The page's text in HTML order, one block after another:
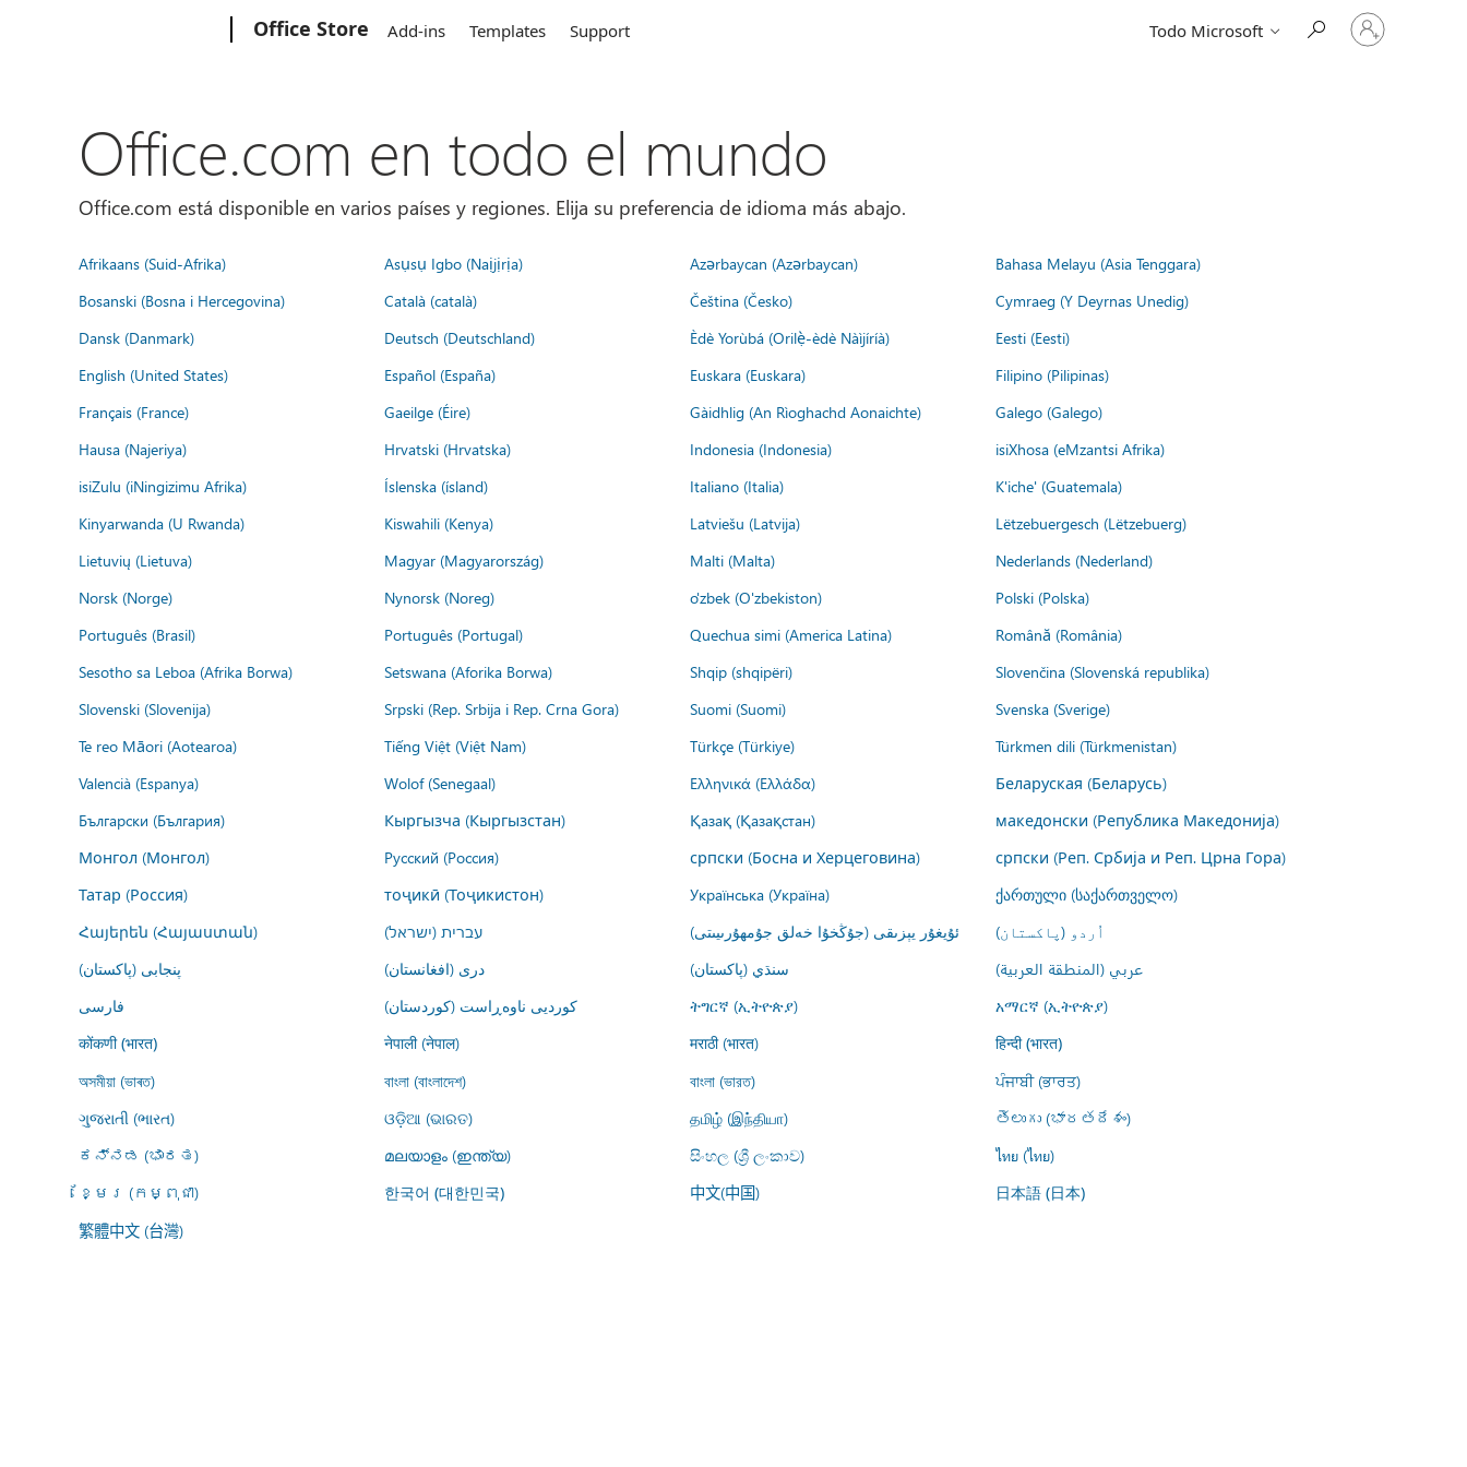
Office Store Add-ins Templates Support Todo Microsoft
Iniciar
sesión
Office.com en todo el mundo
Office.com está disponible en varios países y regiones. Elija su preferencia de idioma más abajo.
Afrikaans (Suid-Afrika) Asụsụ Igbo (Naịjịrịa) Azərbaycan (Azərbaycan)
Bahasa Melayu (Asia Tenggara)
Bosanski (Bosna i Hercegovina)
Català (català) Čeština (Česko)
Cymraeg (Y Deyrnas Unedig)
Dansk (Danmark)
Deutsch (Deutschland) Èdè Yorùbá (Orilẹ̀-èdè Nàìjíríà)
Eesti (Eesti)
English (United States)
Español (España) Euskara (Euskara)
Filipino (Pilipinas)
Français (France)
Gaeilge (Éire) Gàidhlig (An Rìoghachd Aonaichte)
Galego (Galego)
Hausa (Najeriya)
Hrvatski (Hrvatska) Indonesia (Indonesia)
isiXhosa (eMzantsi Afrika)
isiZulu (iNingizimu Afrika)
Íslenska (ísland) Italiano (Italia)
K'iche' (Guatemala)
Kinyarwanda (U Rwanda)
Kiswahili (Kenya) Latviešu (Latvija)
Lëtzebuergesch (Lëtzebuerg)
Lietuvių (Lietuva)
Magyar (Magyarország) Malti (Malta)
Nederlands (Nederland)
Norsk (Norge)
Nynorsk (Noreg) o'zbek (O'zbekiston)
Polski (Polska)
Português (Brasil)
Português (Portugal) Quechua simi (America Latina)
Română (România)
Sesotho sa Leboa (Afrika Borwa)
Setswana (Aforika Borwa) Shqip (shqipëri)
Slovenčina (Slovenská republika)
Slovenski (Slovenija)
Srpski (Rep. Srbija i Rep. Crna Gora) Suomi (Suomi)
Svenska (Sverige)
Te reo Māori (Aotearoa)
Tiếng Việt (Việt Nam) Türkçe (Türkiye)
Türkmen dili (Türkmenistan)
Valencià (Espanya)
Wolof (Senegaal) Ελληνικά (Ελλάδα)
Беларуская (Беларусь)
Български (България)
Кыргызча (Кыргызстан) Қазақ (Қазақстан)
македонски (Република Македонија)
Монгол (Монгол)
Русский (Россия) српски (Босна и Херцеговина)
српски (Реп. Србија и Реп. Црна Гора)
Татар (Россия)
тоҷикӣ (Тоҷикистон) Українська (Україна)
ქართული (საქართველო)
Հայերեն (Հայաստան)
עברית (ישראל) ئۇيغۇر يېزىقى (جۇڭخۇا خەلق جۇمھۇرىيىتى)
اُردو (پاکستان)
پنجابی (پاکستان)
درى (افغانستان) سنڌي (پاکستان)
عربي (المنطقة العربية)
فارسى
کوردیی ناوەڕاست (کوردستان) ትግርኛ (ኢትዮጵያ) አማርኛ (ኢትዮጵያ)
कोंकणी (भारत) नेपाली (नेपाल) मराठी (भारत) हिन्दी (भारत)
অসমীয়া (ভাৰত) বাংলা (বাংলাদেশ) বাংলা (ভারত)
ਪੰਜਾਬੀ (ਭਾਰਤ)
ગુજરાતી (ભારત)
ଓଡ଼ିଆ (ଭାରତ) தமிழ் (இந்தியா)
తెలుగు (భారతదేశం)
ಕನ್ನಡ (ಭಾರತ)
മലയാളം (ഇന്ത്യ) සිංහල (ශ්‍රී ලංකාව)
ไทย (ไทย)
ខ្មែរ (កម្ពុជា)
한국어 (대한민국) 中文(中国) 日本語 (日本)
繁體中文 (台灣)